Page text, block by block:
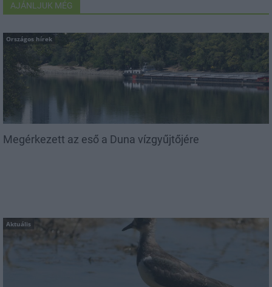
AJÁNLJUK MÉG
Országos hírek
Megérkezett az eső a Duna vízgyűjtőjére
Aktuális